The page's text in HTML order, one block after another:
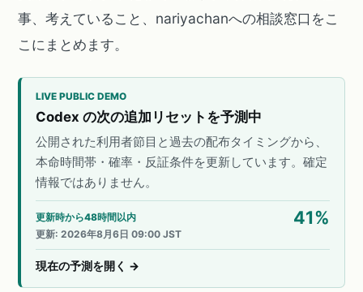
事、考えていること、nariyachanへの相談窓口をこ
こにまとめます。
LIVE PUBLIC DEMO
Codex の次の追加リセットを予測中
公開された利用者節目と過去の配布タイミングから、
本命時間帯・確率・反証条件を更新しています。確定
情報ではありません。
更新時から48時間以内 41%
更新:2026年8月6日 09:00 JST
現在の予測を開く →